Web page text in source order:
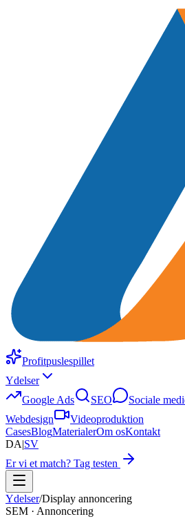
Profitpuslespillet
Ydelser
Google Ads
SEO Sociale
Webdesign
Videoproduktion
CasesBlogMaterialerOm osKontakt
DA|SV
Er vi et match? Tag testen
Ydelser/Display annoncering
SEM · Annoncering